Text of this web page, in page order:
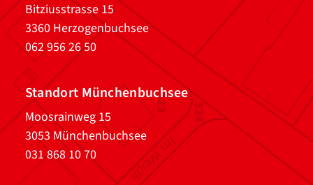
Bitziusstrasse 15
3360 Herzogenbuchsee
062 956 26 50
Standort Münchenbuchsee
Moosrainweg 15
3053 Münchenbuchsee
031 868 10 70